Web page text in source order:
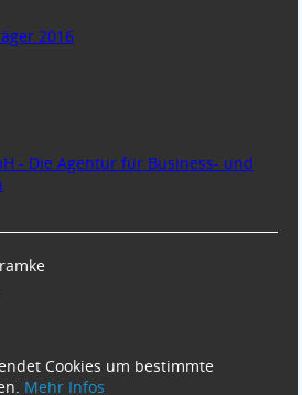
Cookies um bestimmte
Mehr Infos